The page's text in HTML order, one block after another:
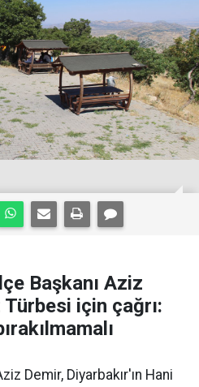
Başkanı Aziz
için çağrı:
Demir, Diyarbakır'ın Hani